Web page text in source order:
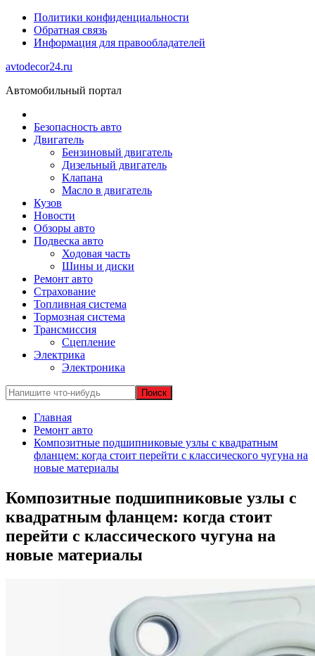
Политики конфиденциальности
Обратная связь
Информация для правообладателей
avtodecor24.ru
Автомобильный портал
Безопасность авто
Двигатель
Бензиновый двигатель
Дизельный двигатель
Клапана
Масло в двигатель
Кузов
Новости
Обзоры авто
Подвеска авто
Ходовая часть
Шины и диски
Ремонт авто
Страхование
Топливная система
Тормозная система
Трансмиссия
Сцепление
Электрика
Электроника
Главная
Ремонт авто
Композитные подшипниковые узлы с квадратным
фланцем: когда стоит перейти с классического чугуна на
новые материалы
Композитные подшипниковые узлы с
квадратным фланцем: когда стоит
перейти с классического чугуна на
новые материалы